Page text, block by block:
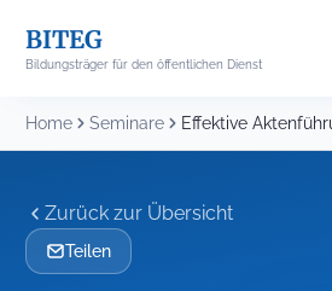
content
BITEG
Bildungsträger für den öffentlichen Dienst
Home Seminare
Zurück zur Übersicht
Teilen